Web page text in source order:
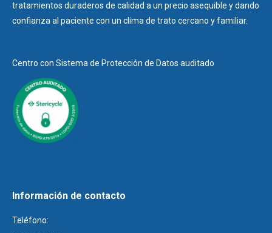
tratamientos duraderos de calidad a un precio asequible y dando
confianza al paciente con un clima de trato cercano y familiar.
Centro con Sistema de Protección de Datos auditado
Información de contacto
Teléfono: